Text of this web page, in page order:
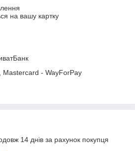
на вашу картку
- WayForPay
14 днів за рахунок покупця